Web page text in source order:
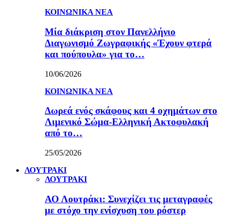
ΚΟΙΝΩΝΙΚΑ ΝΕΑ
Μία διάκριση στον Πανελλήνιο
Διαγωνισμό Ζωγραφικής «Έχουν φτερά
και πούπουλα» για το…
10/06/2026
ΚΟΙΝΩΝΙΚΑ ΝΕΑ
Δωρεά ενός σκάφους και 4 οχημάτων στο
Λιμενικό Σώμα-Ελληνική Ακτοφυλακή
από το…
25/05/2026
ΛΟΥΤΡΑΚΙ
ΛΟΥΤΡΑΚΙ
ΑΟ Λουτράκι: Συνεχίζει τις μεταγραφές
με στόχο την ενίσχυση του ρόστερ